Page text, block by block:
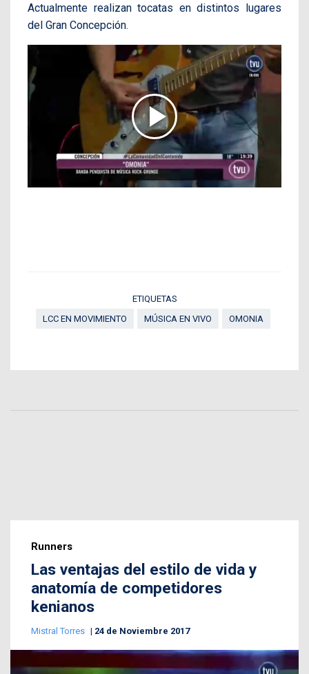
Actualmente realizan tocatas en distintos lugares
del Gran Concepción.
ETIQUETAS
LCC EN MOVIMIENTO
MÚSICA EN VIVO OMONIA
Runners
Las ventajas del estilo de vida y
anatomía de competidores
kenianos
Mistral Torres 24 de Noviembre 2017